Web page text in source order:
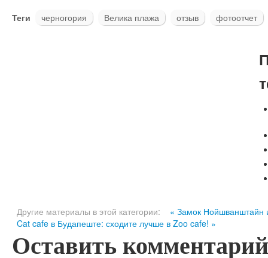
Теги черногория Велика плажа отзыв фотоотчет
Другие материалы в этой категории:
« Замок Нойшванштайн
Cat cafe в Будапеште: сходите лучше в Zoo cafe! »
Оставить комментарий